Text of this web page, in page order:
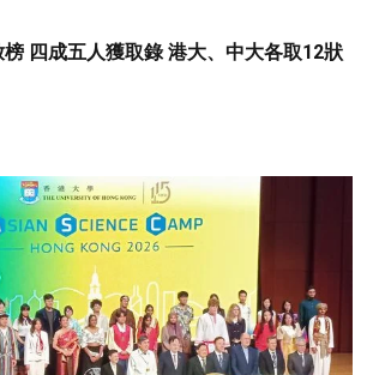
榜 四成五人獲取錄 港大、中大各取12狀